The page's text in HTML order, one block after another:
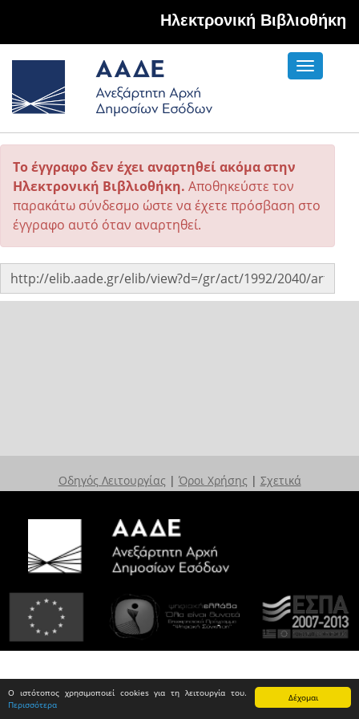
Δέχομαι
Ο ιστότοπος χρησιμοποιεί cookies για τη λειτουργία του.
Περισσότερα
Hλεκτρονική Βιβλιοθήκη
Toggle
Το έγγραφο δεν έχει αναρτηθεί ακόμα στην
Ηλεκτρονική Βιβλιοθήκη. Αποθηκεύστε τον
παρακάτω σύνδεσμο ώστε να έχετε πρόσβαση στο
έγγραφο αυτό όταν αναρτηθεί.
Οδηγός Λειτουργίας | Όροι Χρήσης | Σχετικά